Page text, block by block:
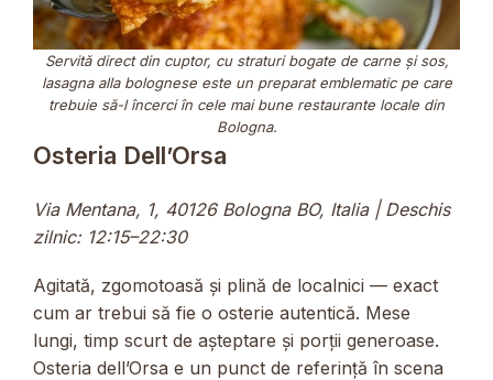
Servită direct din cuptor, cu straturi bogate de carne și sos,
lasagna alla bologneseeste un preparat emblematic pe care
trebuie să-l încerci în cele mai bune restaurante locale din
Bologna.
Osteria Dell’Orsa
Via Mentana, 1, 40126 Bologna BO, Italia | Deschis
zilnic: 12:15–22:30
Agitată, zgomotoasă și plină de localnici — exact
cum ar trebui să fie o osterie autentică. Mese
lungi, timp scurt de așteptare și porții generoase.
Osteria dell’Orsa e un punct de referință în scena